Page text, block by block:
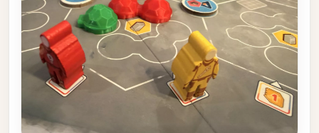
echten Favoriten. Unterm Strich ein sehr gutes Spiel mit
etwas steiler Lernkurve, das mit Tiefe, Atmosphäre und
starken Mechaniken belohnt – vor allem für Spielerinnen
und Spieler, die ein anspruchsvolles Sci-Fi-Thema schätzen.